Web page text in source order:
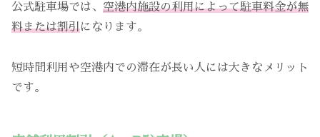
公式駐車場では、 空港内施設の利用によって駐車料金が無
料または割引になります。
短時間利用や空港内での滞在が長い人には大きなメリット
です。